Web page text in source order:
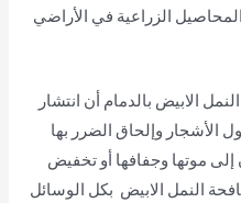
الزراعية في الأراضي
الابيض بالدمام أن انتشار
الأشجار وإلحاق الضرر بها
موتها وجفافها أو تخفيض
النمل الابيض بكل الوسائل